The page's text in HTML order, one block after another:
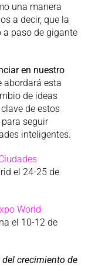
una manera
a decir, que la
a paso de gigante
en nuestro
abordará esta
de ideas
de estos
seguir
inteligentes.
el 24-25 de
World
el 10-12 de
del crecimiento de